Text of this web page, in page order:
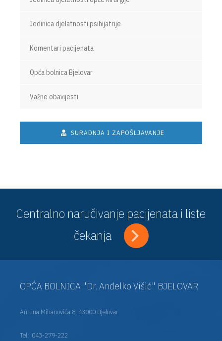
Jedinica djelatnosti psihijatrije
Komentari pacijenata
Opća bolnica Bjelovar
Važne obavijesti
SURADNJA I ZAPOŠLJAVANJE
Centralno naručivanje pacijenata i liste
čekanja
OPĆA BOLNICA "Dr. Anđelko Višić" BJELOVAR
Antuna Mihanovića 8, 43000 Bjelovar
Tel: 043-279-222